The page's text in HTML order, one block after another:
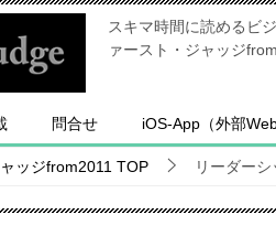
スキマ時間に読めるビ
ァースト・ジャッジ
問合せ iOS-App（外部Web
ッジfrom2011 TOP リーダーシ